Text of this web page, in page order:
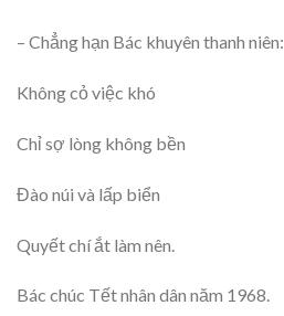
– Chẳng hạn Bác khuyên thanh niên:
Không cỏ việc khó
Chỉ sợ lòng không bền
Đào núi và lấp biển
Quyết chí ắt làm nên.
Bác chúc Tết nhân dân năm 1968.